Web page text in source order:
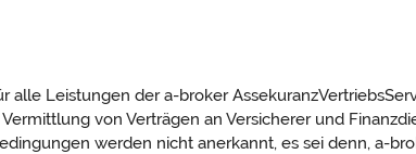
alle Leistungen der a-broker
von Verträgen an Versicherer und
werden nicht anerkannt, es sei denn, a-